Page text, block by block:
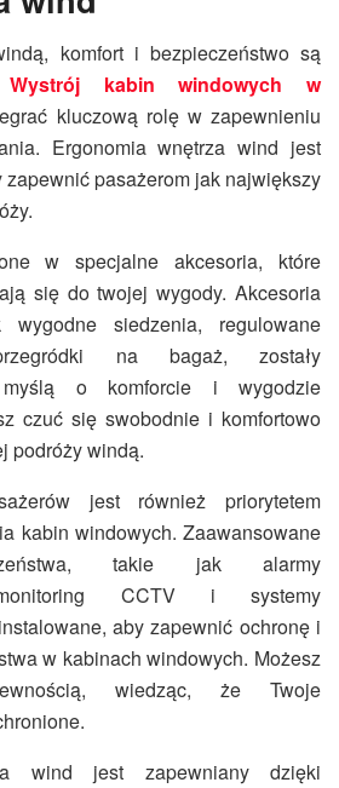
komfort i bezpieczeństwo są
Wystrój kabin windowych w
kluczową rolę w zapewnieniu
Ergonomia wnętrza wind jest
pasażerom jak największy
w specjalne akcesoria, które
się do twojej wygody. Akcesoria
siedzenia, regulowane
na bagaż, zostały
o komforcie i wygodzie
czuć się swobodnie i komfortowo
podróży windą.
jest również priorytetem
kabin windowych. Zaawansowane
takie jak alarmy
monitoring CCTV i systemy
aby zapewnić ochronę i
w kabinach windowych. Możesz
wiedząc, że Twoje
wind jest zapewniany dzięki